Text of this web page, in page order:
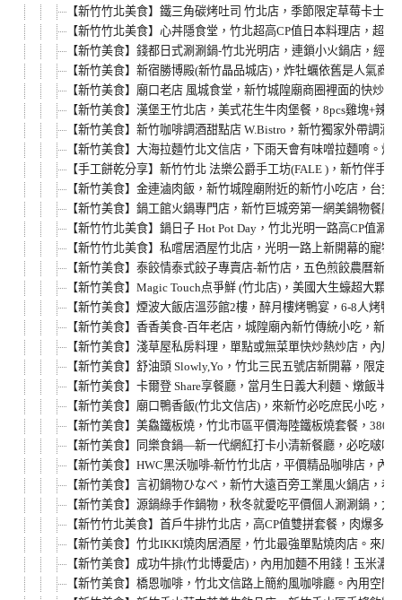
【新竹竹北美食】鐵三角碳烤吐司 竹北店，季節限定草莓卡士
【新竹竹北美食】心丼隱食堂，竹北超高CP值日本料理店，超
【新竹美食】錢都日式涮涮鍋-竹北光明店，連鎖小火鍋店，經
【新竹美食】新宿勝博殿(新竹晶品城店)，炸牡蠣依舊是人氣
【新竹美食】廟口老店 風城食堂，新竹城隍廟商圈裡面的快炒
【新竹美食】漢堡王竹北店，美式花生牛肉堡餐，8pcs雞塊+辣
【新竹美食】新竹咖啡調酒甜點店 W.Bistro，新竹獨家外帶調
【新竹美食】大海拉麵竹北文信店，下雨天會有味噌拉麵唷。
【手工餅乾分享】新竹竹北 法樂公爵手工坊(FALE )，新竹伴
【新竹美食】金連滷肉飯，新竹城隍廟附近的新竹小吃店，台
【新竹美食】鍋工館火鍋專門店，新竹巨城旁第一網美鍋物餐
【新竹竹北美食】鍋日子 Hot Pot Day，竹北光明一路高CP值
【新竹竹北美食】私嚐居酒屋竹北店，光明一路上新開幕的寵
【新竹美食】泰餃情泰式餃子專賣店-新竹店，五色煎餃農曆新
【新竹美食】Magic Touch点爭鮮 (竹北店)，美國大生蠔超大
【新竹美食】煙波大飯店溫莎館2樓，醉月樓烤鴨宴，6-8人烤
【新竹美食】香香美食-百年老店，城隍廟內新竹傳統小吃，新
【新竹美食】淺草屋私房料理，單點或無菜單快炒熱炒店，內
【新竹美食】舒油頭 Slowly,Yo，竹北三民五號店新開幕，限
【新竹美食】卡爾登 Share享餐廳，當月生日義大利麵、燉飯
【新竹美食】廟口鴨香飯(竹北文信店)，來新竹必吃庶民小吃
【新竹美食】美鱻鐵板燒，竹北市區平價海陸鐵板燒套餐，
【新竹美食】同樂食鍋—新一代網紅打卡小清新餐廳，必吃啵
【新竹美食】HWC黑沃咖啡-新竹竹北店，平價精品咖啡店，
【新竹美食】言初鍋物ひなべ，新竹大遠百旁工業風火鍋店，
【新竹美食】源鍋綠手作鍋物，秋冬就愛吃平價個人涮涮鍋，
【新竹竹北美食】首戶牛排竹北店，高CP值雙拼套餐，肉爆多
【新竹美食】竹北IKKI燒肉居酒屋，竹北最強單點燒肉店。來
【新竹美食】成功牛排(竹北博愛店)，內用加麵不用錢！玉米
【新竹美食】橋恩咖啡，竹北文信路上簡約風咖啡廳。內用空